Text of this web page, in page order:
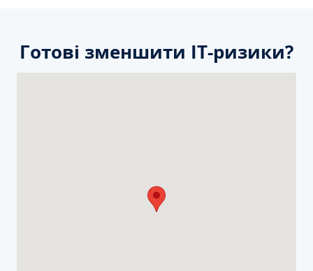
Готові зменшити ІТ-ризики?